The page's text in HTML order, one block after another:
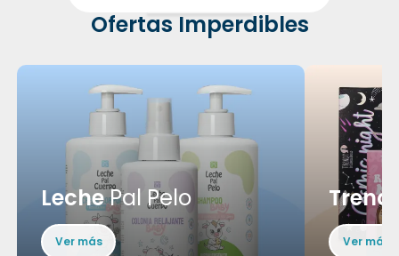
Ofertas Imperdibles
LechePal Pelo
Ver más Ver más